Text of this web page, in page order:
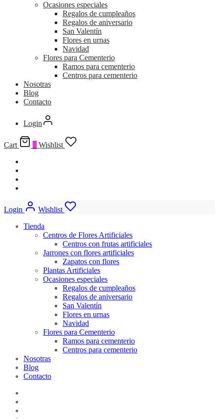
Ocasiones especiales
Regalos de cumpleaños
Regalos de aniversario
San Valentín
Flores en urnas
Navidad
Flores para Cementerio
Ramos para cementerio
Centros para cementerio
Nosotras
Blog
Contacto
Login
Cart Wishlist
Login
Wishlist
Tienda
Centros de Flores Artificiales
Centros con frutas artificiales
Jarrones con flores artificiales
Zapatos con flores
Plantas Artificiales
Ocasiones especiales
Regalos de cumpleaños
Regalos de aniversario
San Valentín
Flores en urnas
Navidad
Flores para Cementerio
Ramos para cementerio
Centros para cementerio
Nosotras
Blog
Contacto